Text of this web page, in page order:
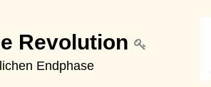
Revolution
Endphase